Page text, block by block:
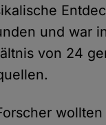
und war
von 24